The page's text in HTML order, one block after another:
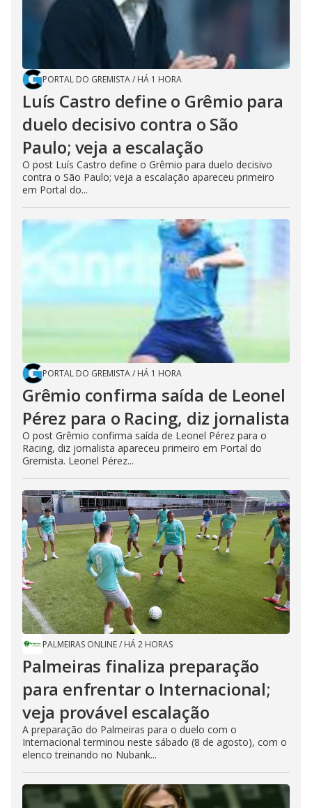
PORTAL DO GREMISTA/ HÁ 1 HORA
Luís Castro define o Grêmio para
duelo decisivo contra o São
Paulo; veja a escalação
O post Luís Castro define o Grêmio para duelo decisivo
contra o São Paulo; veja a escalação apareceu primeiro
em Portal do...
PORTAL DO GREMISTA/ HÁ 1 HORA
Grêmio confirma saída de Leonel
Pérez para o Racing, diz jornalista
O post Grêmio confirma saída de Leonel Pérez para o
Racing, diz jornalista apareceu primeiro em Portal do
Gremista. Leonel Pérez...
PALMEIRAS ONLINE/ HÁ 2 HORAS
Palmeiras finaliza preparação
para enfrentar o Internacional;
veja provável escalação
A preparação do Palmeiras para o duelo com o
Internacional terminou neste sábado (8 de agosto), com o
elenco treinando no Nubank...